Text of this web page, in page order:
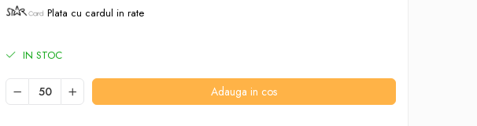
Plata cu cardul in rate
IN STOC
Adauga in cos